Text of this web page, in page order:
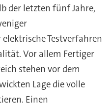
der letzten fünf Jahre,
Testverfahren
Vor allem Fertiger
stehen vor dem
Lage die volle
Einen